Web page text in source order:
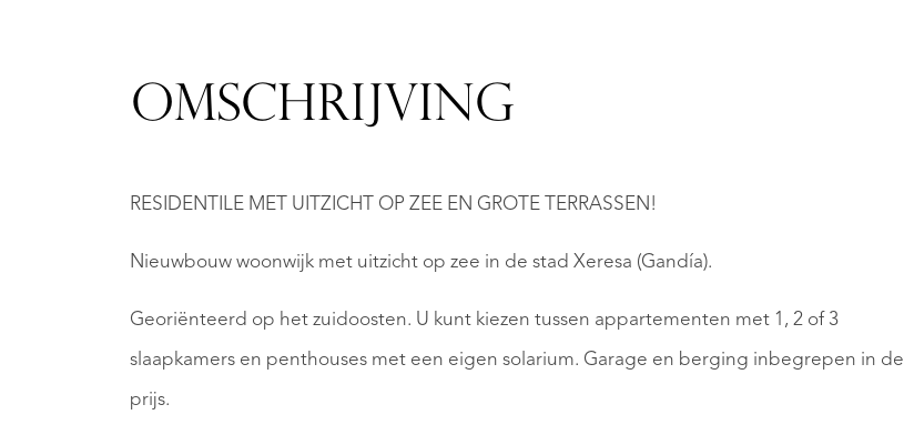
OMSCHRIJVING
RESIDENTILE MET UITZICHT OP ZEE EN GROTE TERRASSEN!
Nieuwbouw woonwijk met uitzicht op zee in de stad Xeresa (Gandía).
Georiënteerd op het zuidoosten. U kunt kiezen tussen appartementen met 1, 2 of 3
slaapkamers en penthouses met een eigen solarium. Garage en berging inbegrepen in de
prijs.